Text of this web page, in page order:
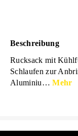
Beschreibung
Rucksack mit
Schlaufen zur
Aluminiu…Mehr